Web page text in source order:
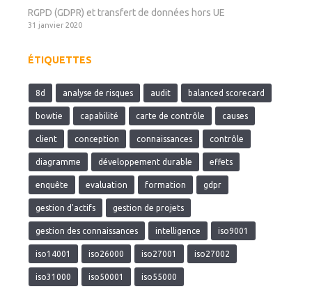
RGPD (GDPR) et transfert de données hors UE
31 janvier 2020
ÉTIQUETTES
8d analyse de risques audit balanced scorecard
bowtie capabilité carte de contrôle causes
client conception connaissances contrôle
diagramme développement durable effets
enquête evaluation formation gdpr
gestion d'actifs gestion de projets
gestion des connaissances intelligence iso9001
iso14001 iso26000 iso27001 iso27002
iso31000 iso50001 iso55000